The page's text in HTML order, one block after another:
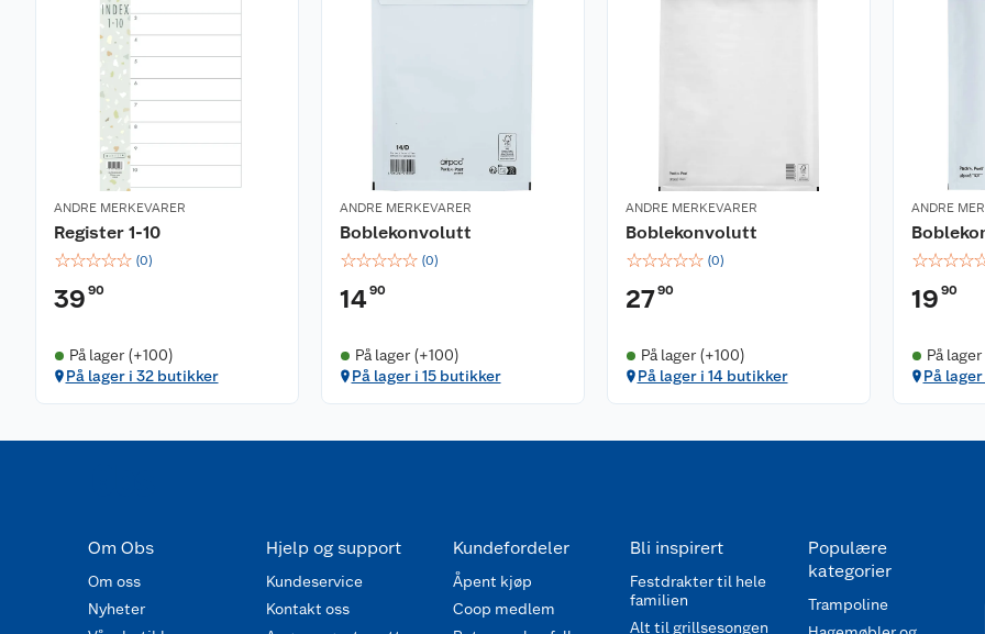
ANDRE MERKEVARER
Register 1-10
☆☆☆☆☆ (0)
39 90
På lager (+100)
På lager i 32 butikker
ANDRE MERKEVARER
Boblekonvolutt
☆☆☆☆☆ (0)
1490
På lager (+100)
På lager i 15 butikker
ANDRE MERKEVARER
Boblekonvolutt
☆☆☆☆☆ (0)
2790
På lager (+100)
På lager i 14 butikker
ANDRE
☆☆☆☆
19 90
På
På
Om Obs
Om oss
Nyheter
Hjelp og support
Kundeservice
Kontakt oss
Kundefordeler
Åpent kjøp
Coop medlem
Bli inspirert
Festdrakter til hele
familien
Alt til grillsesongen
Populære
kategorier
Trampoline